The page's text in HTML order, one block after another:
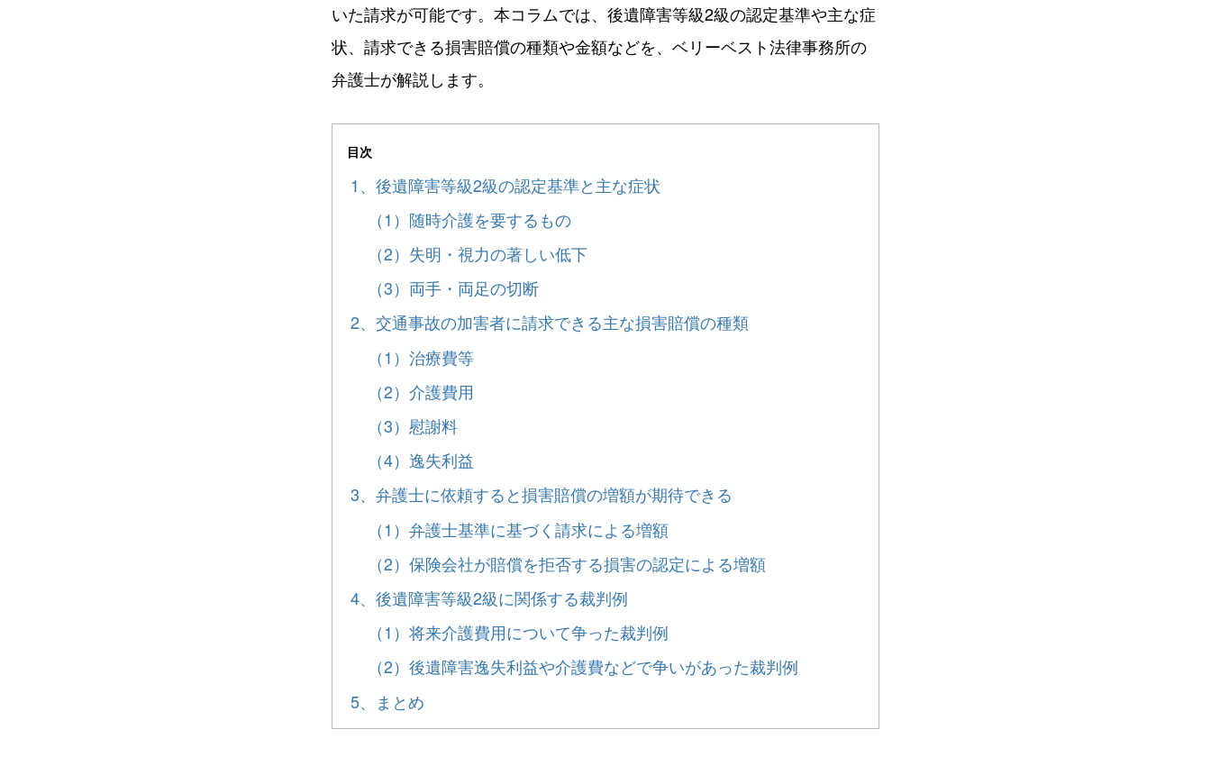
いた請求が可能です。本コラムでは、後遺障害等級2級の認定基準や主な症
状、請求できる損害賠償の種類や金額などを、ベリーベスト法律事務所の
弁護士が解説します。
目次
1、後遺障害等級2級の認定基準と主な症状
（1）随時介護を要するもの
（2）失明・視力の著しい低下
（3）両手・両足の切断
2、交通事故の加害者に請求できる主な損害賠償の種類
（1）治療費等
（2）介護費用
（3）慰謝料
（4）逸失利益
3、弁護士に依頼すると損害賠償の増額が期待できる
（1）弁護士基準に基づく請求による増額
（2）保険会社が賠償を拒否する損害の認定による増額
4、後遺障害等級2級に関係する裁判例
（1）将来介護費用について争った裁判例
（2）後遺障害逸失利益や介護費などで争いがあった裁判例
5、まとめ